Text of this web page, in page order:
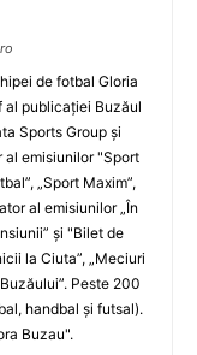
de fotbal Gloria
al publicaţiei Buzăul
Sports Group şi
al emisiunilor "Sport
„Sport Maxim”,
al emisiunilor „În
şi "Bilet de
la Ciuta”, „Meciuri
Peste 200
handbal şi futsal).
Buzau".